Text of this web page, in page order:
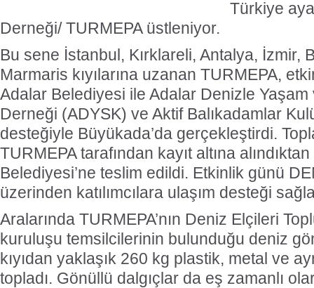
Türkiye
Derneği/ TURMEPA üstleniyor.
Bu sene İstanbul, Kırklareli, Antalya, İzmir,
Marmaris kıyılarına uzanan TURMEPA,
Adalar Belediyesi ile Adalar Denizle
Derneği (ADYSK) ve Aktif Balıkadamlar
desteğiyle Büyükada’da gerçekleştirdi.
TURMEPA tarafından kayıt altına
Belediyesi’ne teslim edildi. Etkinlik günü
üzerinden katılımcılara ulaşım desteği
Aralarında TURMEPA’nın Deniz Elçileri
kuruluşu temsilcilerinin bulunduğu deniz
kıyıdan yaklaşık 260 kg plastik, metal ve
topladı. Gönüllü dalgıçlar da eş zamanlı